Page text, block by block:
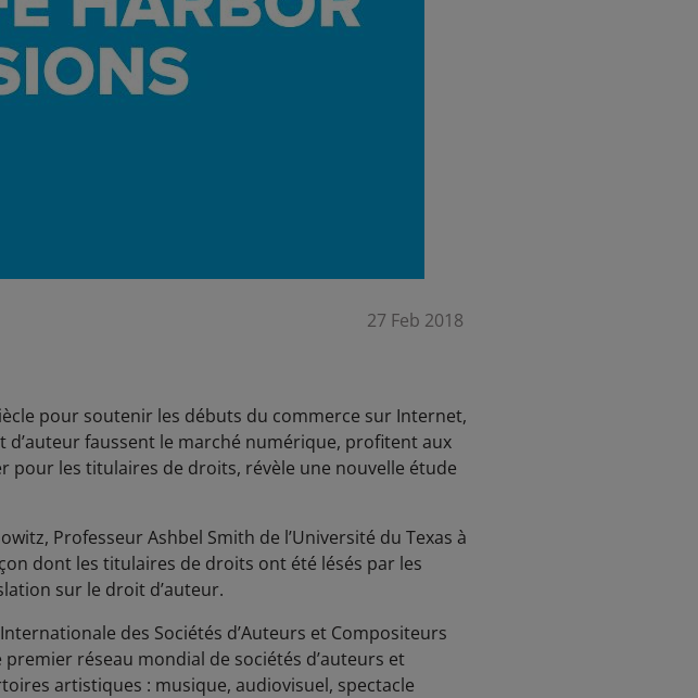
27 Feb 2018
pour soutenir les débuts du commerce sur Internet,
faussent le marché numérique, profitent aux
pour les titulaires de droits, révèle une nouvelle étude
Professeur Ashbel Smith de l’Université du Texas à
dont les titulaires de droits ont été lésés par les
sur le droit d’auteur.
des Sociétés d’Auteurs et Compositeurs
premier réseau mondial de sociétés d’auteurs et
artistiques : musique, audiovisuel, spectacle